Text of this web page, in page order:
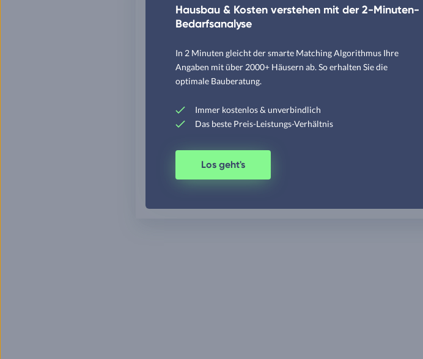
Hausbau & Kosten verstehen mit der 2-Minuten-
Bedarfsanalyse
In 2 Minuten gleicht der smarte Matching Algorithmus Ihre
Angaben mit über 2000+ Häusern ab. So erhalten Sie die
optimale Bauberatung.
Immer kostenlos & unverbindlich
Das beste Preis-Leistungs-Verhältnis
Los geht's